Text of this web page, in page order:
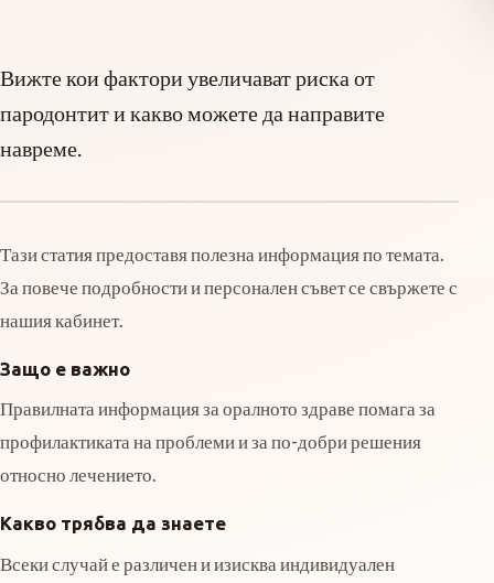
Вижте кои фактори увеличават риска от
пародонтит и какво можете да направите
навреме.
Тази статия предоставя полезна информация по темата.
За повече подробности и персонален съвет се свържете с
нашия кабинет.
Защо е важно
Правилната информация за оралното здраве помага за
профилактиката на проблеми и за по-добри решения
относно лечението.
Какво трябва да знаете
Всеки случай е различен и изисква индивидуален